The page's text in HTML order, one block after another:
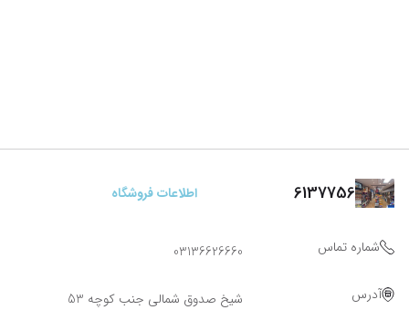
6137756 اطلاعات فروشگاه
شماره تماس 03136626660
آدرس شیخ صدوق شمالی جنب کوچه 53